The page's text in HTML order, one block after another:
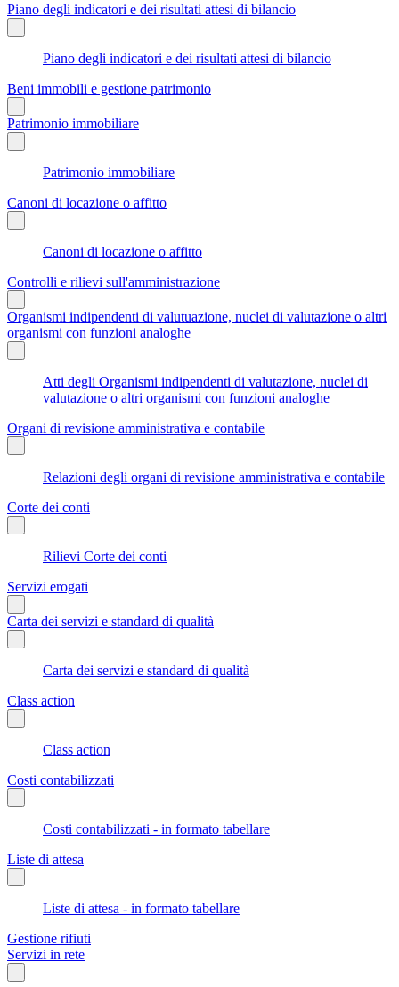
Piano degli indicatori e dei risultati attesi di bilancio
Piano degli indicatori e dei risultati attesi di bilancio
Beni immobili e gestione patrimonio
Patrimonio immobiliare
Patrimonio immobiliare
Canoni di locazione o affitto
Canoni di locazione o affitto
Controlli e rilievi sull'amministrazione
Organismi indipendenti di valutuazione, nuclei di valutazione o altri
organismi con funzioni analoghe
Atti degli Organismi indipendenti di valutazione, nuclei di
valutazione o altri organismi con funzioni analoghe
Organi di revisione amministrativa e contabile
Relazioni degli organi di revisione amministrativa e contabile
Corte dei conti
Rilievi Corte dei conti
Servizi erogati
Carta dei servizi e standard di qualità
Carta dei servizi e standard di qualità
Class action
Class action
Costi contabilizzati
Costi contabilizzati - in formato tabellare
Liste di attesa
Liste di attesa - in formato tabellare
Gestione rifiuti
Servizi in rete